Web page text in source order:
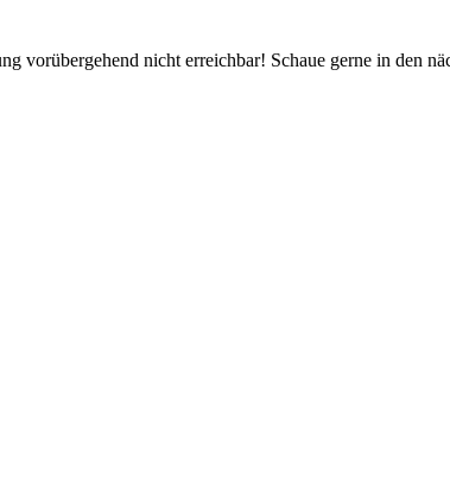
vorübergehend nicht erreichbar! Schaue gerne in den